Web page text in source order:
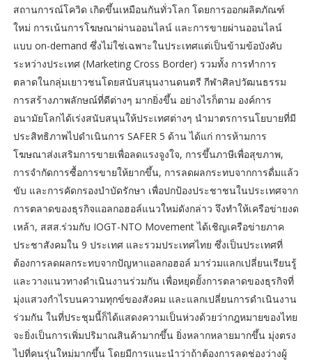
สถานการณ์โควิด เกิดขึ้นเหมือนกันทั่วโลก โดยการออกผลิตภัณฑ์
ใหม่ การเน้นการโฆษณาผ่านออนไลน์ และการขายผ่านออนไลน์
แบบ on-demand ซึ่งไม่ใช่เฉพาะในประเทศแต่เป็นข้ามข้อบังคับ
ระหว่างประเทศ (Marketing Cross Border) รวมทั้ง การทำการ
ตลาดในกลุ่มเยาวชนโดยสนับสนุนงานดนตรี กีฬาศิลปวัฒนธรรม
การสร้างภาพลักษณ์ที่ดีต่างๆ มากยิ่งขึ้น อย่างไรก็ตาม องค์การ
อนามัยโลกได้เร่งสนับสนุนให้ประเทศต่างๆ นำมาตรการนโยบายที่มี
ประสิทธิภาพไปดำเนินการ SAFER 5 ด้าน ได้แก่ การห้ามการ
โฆษณาส่งเสริมการขายเพื่อลดแรงจูงใจ, การขึ้นภาษีเพื่อสุขภาพ,
การจำกัดการซื้อการขายให้ยากขึ้น, การลดผลกระทบจากการดื่มแล้ว
ขับ และการคัดกรองบำบัดรักษา เพื่อปกป้องประชาชนในประเทศจาก
การตลาดของธุรกิจแอลกอฮอล์แนวใหม่ดังกล่าว จึงทำให้เครือข่ายงด
เหล้า, สสส.ร่วมกับ IOGT-NTO Movement ได้เชิญเครือข่ายภาค
ประชาสังคมใน 9 ประเทศ และรวมประเทศไทย ซึ่งเป็นประเทศที่
ต้องการลดผลกระทบจากปัญหาแอลกอฮอล์ มาร่วมแลกเปลี่ยนเรียนรู้
และวางแนวทางดำเนินงานร่วมกัน เพื่อหยุดยั้งการตลาดของธุรกิจที่
มุ่งแสวงกำไรบนความทุกข์ของสังคม และแลกเปลี่ยนการดำเนินงาน
ร่วมกัน ในที่ประชุมนี้ก็ได้แสดงความเป็นห่วงด้วยว่ากฎหมายของไทย
จะยิ่งเป็นการเพิ่มปริมาณสินค้ามากขึ้น ยิ่งหลากหลายมากขึ้น มุ่งตรง
ไปที่คนรุ่นใหม่มากขึ้น โดยมีการแนะนำว่าถ้าต้องการลดช่องว่างผู้